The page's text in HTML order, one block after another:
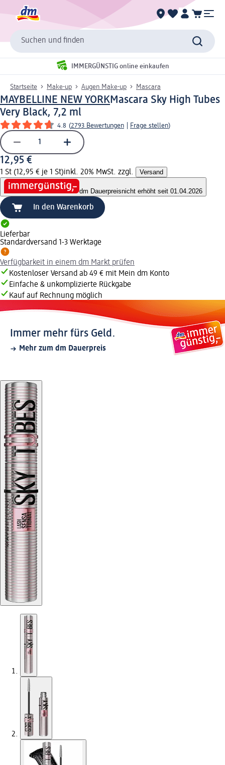
Suchen und finden
IMMERGÜNSTIG online einkaufen
Startseite Make-up Augen Make-up Mascara
MAYBELLINE NEW YORKMascara Sky High Tubes
Very Black, 7,2 ml
4.8 (2793 Bewertungen Frage stellen)
12,95 €
1 St (12,95 € je 1 St)inkl. 20% MwSt. zzgl. Versand
dm Dauerpreisnicht erhöht seit 01.04.2026
In den Warenkorb
Lieferbar
Standardversand 1-3 Werktage
Verfügbarkeit in einem dm Markt prüfen
Kostenloser Versand ab 49 € mit Mein dm Konto
Einfache & unkomplizierte Rückgabe
Kauf auf Rechnung möglich
Immer mehr fürs Geld.
Mehr zum dm Dauerpreis